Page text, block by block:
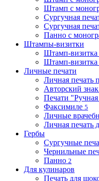
Штамп с
Сургучная
Сургучная
Панно с
Штампы-визитки
Штамп-визитка
Штамп-
Личные печати
Личная печать
Авторский знак
Печати "Ручная
Факсимиле 5
Личные
Личная печать
Гербы
Сургучные
Чернильные
Панно 2
Для кулинаров
Печать для